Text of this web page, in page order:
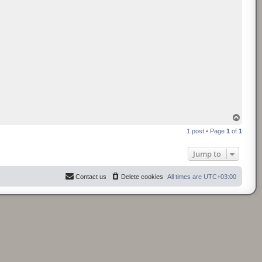
p
1 post • Page1 of1
Jump to
All times are UTC+03:00
Delete cookies
Contact us